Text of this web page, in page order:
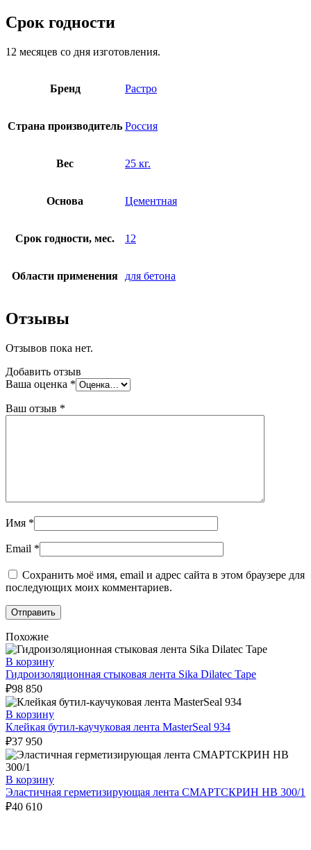
Срок годности
12 месяцев со дня изготовления.
Бренд Растро
Страна производитель Россия
Вес 25 кг.
Основа Цементная
Срок годности, мес. 12
Области применения для бетона
Отзывы
Отзывов пока нет.
Добавить отзыв
Ваша оценка *
Ваш отзыв *
Имя *
Email *
Сохранить моё имя, email и адрес сайта в этом браузере для
последующих моих комментариев.
Похожие
В корзину
Гидроизоляционная стыковая лента Sika Dilatec Tape
₽98 850
В корзину
Клейкая бутил-каучуковая лента MasterSeal 934
₽37 950
В корзину
Эластичная герметизирующая лента СМАРТСКРИН HB 300/1
₽40 610